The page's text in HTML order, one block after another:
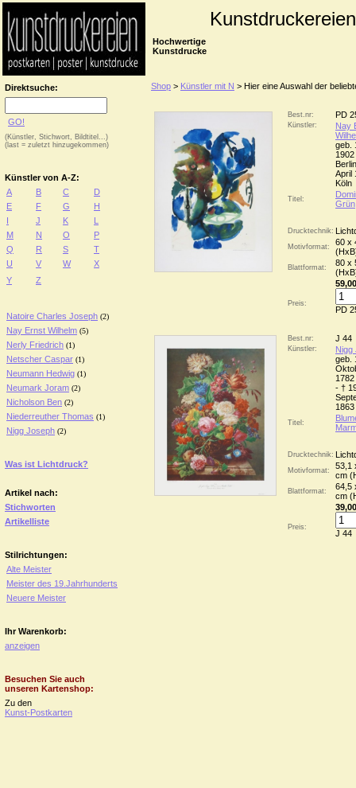
Hochwertige
Kunstdrucke
Direktsuche:
GO!
(Künstler, Stichwort, Bildtitel...)
(last = zuletzt hinzugekommen)
Künstler von A-Z:
A
B C
D
E
F G
H
I
J K
L
M
N O
P
Q
R S
T
U
V W
X
Y
Z
Natoire Charles Joseph (2)
Nay Ernst Wilhelm (5)
Nerly Friedrich (1)
Netscher Caspar (1)
Neumann Hedwig (1)
Neumark Joram (2)
Nicholson Ben (2)
Niederreuther Thomas (1)
Nigg Joseph (2)
Was ist Lichtdruck?
Artikel nach:
Stichworten
Artikelliste
Stilrichtungen:
Alte Meister
Meister des 19.Jahrhunderts
Neuere Meister
Ihr Warenkorb:
anzeigen
Besuchen Sie auch
unseren Kartenshop:
Zu den
Kunst-Postkarten
Shop > Künstler mit N > Hier eine Auswahl der
Best.nr: PD
Künstler:
Nay
geb.
1902
April
Köln
Titel:
Grün
Drucktechnik:
Motivformat:
60 x
Blattformat:
80 x
Preis:
PD
Best.nr: J 44
Künstler:
Nigg
geb.
- †
Titel:
Drucktechnik:
Motivformat:
53,1
cm
Blattformat:
64,5
cm
Preis:
J 44